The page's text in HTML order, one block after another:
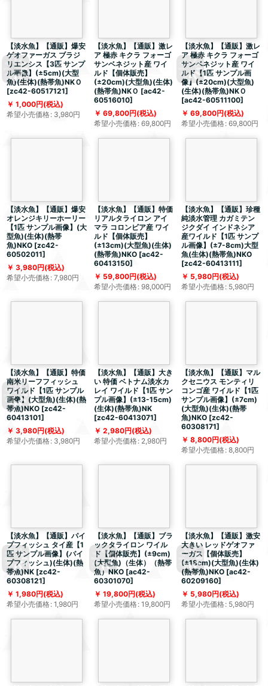
【淡水魚】【通販】爆安
ゲオファーガス ブラジ
リエンシス【3匹 サンプ
ル画像】(±5cm)(大型
魚)(生体)(熱帯魚)NKＯ
[zc42-60517121]
1,000円(税込)
希望小売価格: 3,980円
【淡水魚】【通販】激レ
ア 極赤 キクラ フォーゴ
サンベネジット産 ワイ
ルド【個体販売】
(±20cm)(大型魚)(生体)
(熱帯魚)NKＯ [ac42-
60516010]
69,800円(税込)
希望小売価格: 69,800円
【淡水魚】【通販】激レ
ア 極赤 キクラ フォーゴ
サンベネジット産 ワイ
ルド【1匹 サンプル画
像】(±20cm)(大型魚)
(生体)(熱帯魚)NKＯ
[ac42-60511100]
69,800円(税込)
希望小売価格: 69,800円
【淡水魚】【通販】爆安
オレンジキリーホーリー
【1匹 サンプル画像】(大
型魚)(生体)(熱帯
魚)NKO [zc42-
60502011]
3,980円(税込)
希望小売価格: 7,980円
【淡水魚】【通販】特価
リアルタライロン アイ
マラ コロンビア産 ワイ
ルド【個体販売】
(±13cm)(大型魚)(生体)
(熱帯魚)NKO [ac42-
60413150]
59,800円(税込)
希望小売価格: 98,000円
【淡水魚】【通販】珍種
純淡水管理 カガミテン
ジクダイ インドネシア
産ワイルド【1匹 サンプ
ル画像】(±7-8cm)大型
魚(生体)(熱帯魚)NKO
[zc42-60413111]
5,980円(税込)
希望小売価格: 5,980円
【淡水魚】【通販】特価
南米リーフフィッシュ
ワイルド【1匹 サンプル
画像】(大型魚)(生体)(熱
帯魚)NKO [zc42-
60413101]
3,980円(税込)
希望小売価格: 3,980円
【淡水魚】【通販】大き
い 特価 ベトナム淡水カ
レイ ワイルド【1匹 サン
プル画像】(±13-15cm)
(生体)(熱帯魚)NK
[zc42-60413071]
2,980円(税込)
希望小売価格: 2,980円
【淡水魚】【通販】マル
クセニウス モンティリ
コンゴ産 ワイルド【1匹
サンプル画像】(±7cm)
(大型魚)(生体)(熱帯
魚)NKO [zc42-
60308171]
8,800円(税込)
希望小売価格: 8,800円
【淡水魚】【通販】パイ
プフィッシュ タイ産【1
匹 サンプル画像】(パイ
プフィッシュ)(生体)(熱
帯魚)NK [zc42-
60308121]
1,980円(税込)
希望小売価格: 1,980円
【淡水魚】【通販】ブラ
ックタライロン ワイル
ド【個体販売】(±9cm)
(大型魚)（生体）（熱帯
魚）NKO [ac42-
60301070]
19,800円(税込)
希望小売価格: 19,800円
【淡水魚】【通販】激安
大きい レッドゲオファ
ーガス【個体販売】
(±18cm)(大型魚)(生体)
(熱帯魚)NKO [ac42-
60209160]
5,980円(税込)
希望小売価格: 5,980円